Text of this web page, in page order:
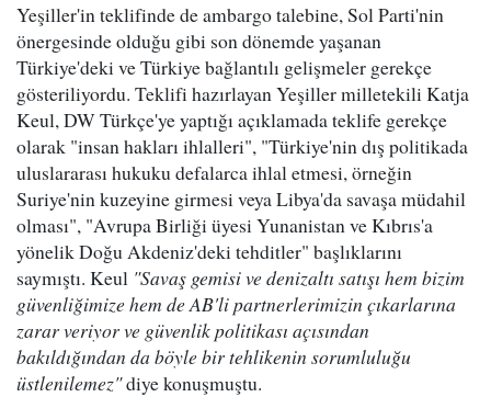
Yeşiller'in teklifinde de ambargo talebine, Sol Parti'nin
önergesinde olduğu gibi son dönemde yaşanan
Türkiye'deki ve Türkiye bağlantılı gelişmeler gerekçe
gösteriliyordu. Teklifi hazırlayan Yeşiller milletekili Katja
Keul, DW Türkçe'ye yaptığı açıklamada teklife gerekçe
olarak "insan hakları ihlalleri", "Türkiye'nin dış politikada
uluslararası hukuku defalarca ihlal etmesi, örneğin
Suriye'nin kuzeyine girmesi veya Libya'da savaşa müdahil
olması", "Avrupa Birliği üyesi Yunanistan ve Kıbrıs'a
yönelik Doğu Akdeniz'deki tehditler" başlıklarını
saymıştı. Keul "Savaş gemisi ve denizaltı satışı hem bizim
güvenliğimize hem de AB'li partnerlerimizin çıkarlarına
zarar veriyor ve güvenlik politikası açısından
bakıldığından da böyle bir tehlikenin sorumluluğu
üstlenilemez"diye konuşmuştu.